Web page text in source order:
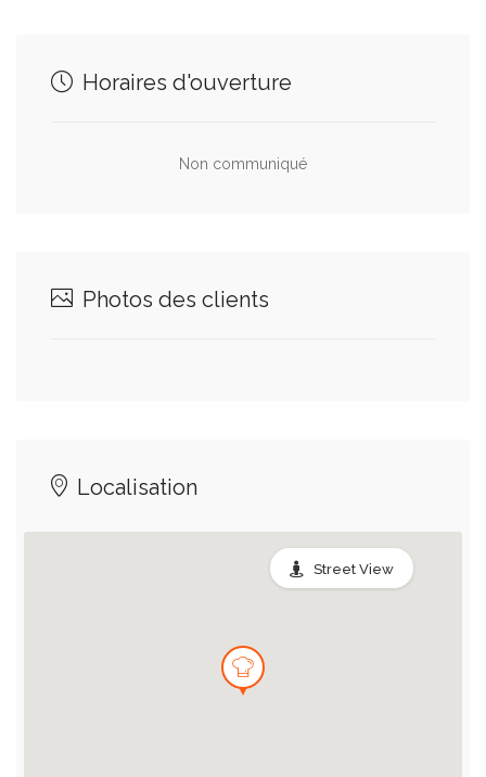
Horaires d'ouverture
Non communiqué
Photos des clients
Localisation
Street View